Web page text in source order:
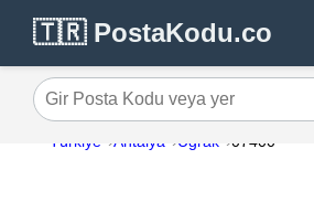
🇹🇷 PostaKodu.co
Gir Posta Kodu veya yer
Türkiye Antalya Uğrak 07400